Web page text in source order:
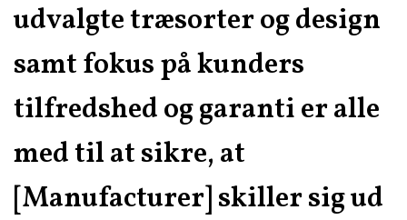
udvalgte træsorter og design
samt fokus på kunders
tilfredshed og garanti er alle
med til at sikre, at
[Manufacturer] skiller sig ud